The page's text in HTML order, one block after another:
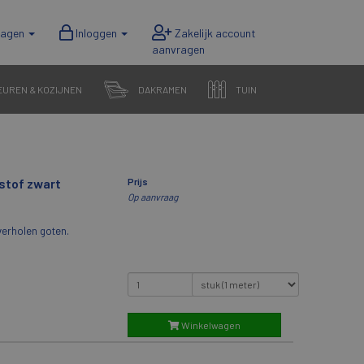
Inloggen
& KOZIJNEN DAKRAMEN TUIN
zwart
goten.
Prijs
Op aanvraag
Winkelwagen